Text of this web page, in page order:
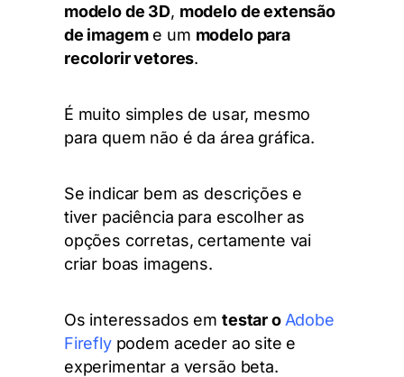
modelo de 3D, modelo de extensão
de imageme um modelo para
recolorir vetores.
É muito simples de usar, mesmo
para quem não é da área gráfica.
Se indicar bem as descrições e
tiver paciência para escolher as
opções corretas, certamente vai
criar boas imagens.
Os interessados em testar o Adobe
Fireflypodem aceder ao site e
experimentar a versão beta.